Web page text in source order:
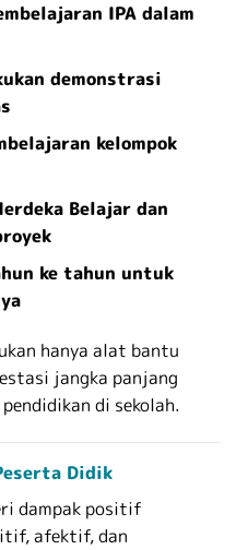
IPA dalam
demonstrasi
kelompok
Belajar dan
ke tahun untuk
hanya alat bantu
jangka panjang
di sekolah.
Didik
dampak positif
afektif, dan